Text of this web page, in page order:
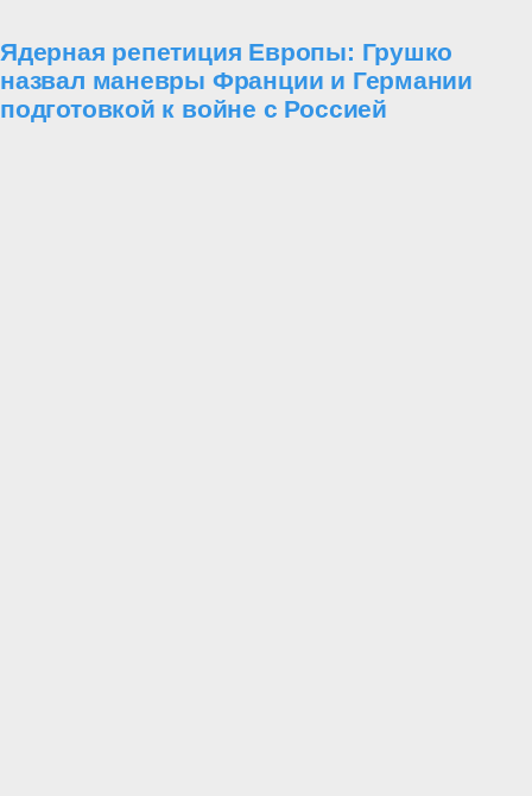
Ядерная репетиция Европы: Грушко
назвал маневры Франции и Германии
подготовкой к войне с Россией